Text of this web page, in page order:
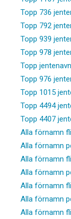
Topp 736
Topp 792
Topp 939
Topp 978
Topp
Topp 976
Topp 1015
Topp 4494
Topp 4407
Alla förnamn
Alla förnamn
Alla förnamn
Alla förnamn
Alla förnamn
Alla förnamn
Alla förnamn